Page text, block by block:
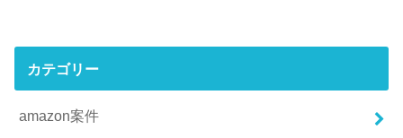
カテゴリー
amazon案件